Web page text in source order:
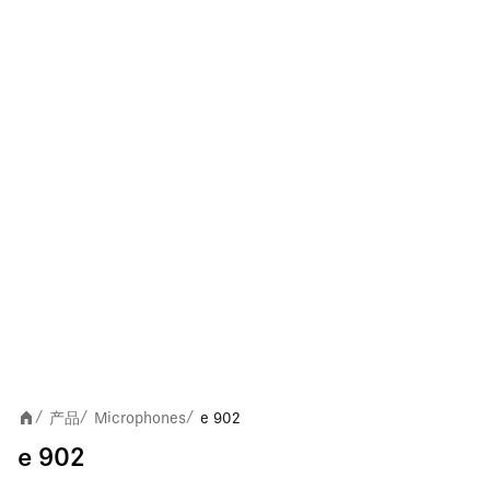
/ 产品/ Microphones/ e 902
e 902